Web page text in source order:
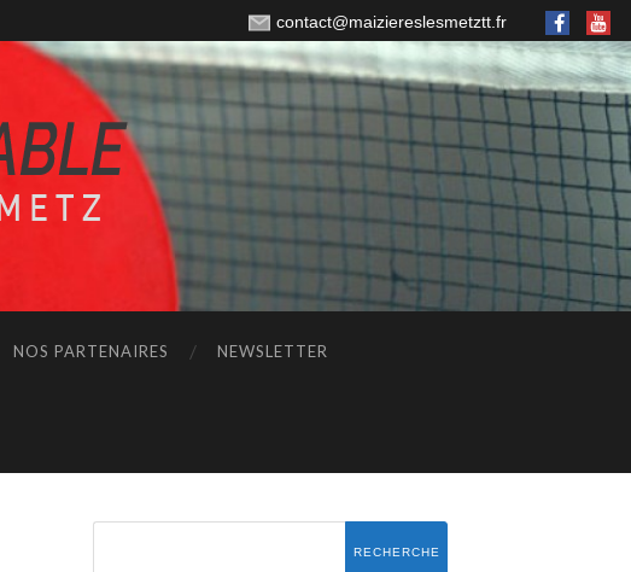
contact@maiziereslesmetztt.fr
NOS PARTENAIRES NEWSLETTER